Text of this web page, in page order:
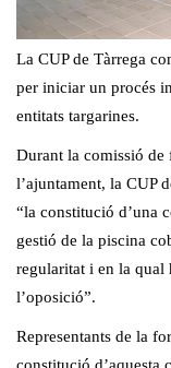
La CUP de Tàrrega
per iniciar un procés
entitats targarines.
Durant la comissió de
l’ajuntament, la CUP
“la constitució d’una
gestió de la piscina
regularitat i en la qual
l’oposició”.
Representants de la